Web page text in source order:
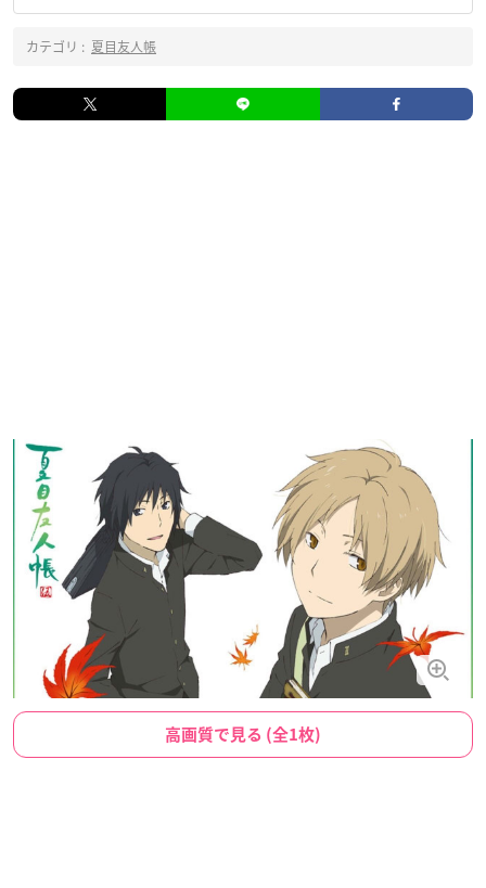
カテゴリ : 夏目友人帳
高画質で見る (全1枚)